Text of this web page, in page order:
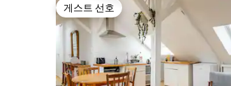
게스트 선호
게스트 선호